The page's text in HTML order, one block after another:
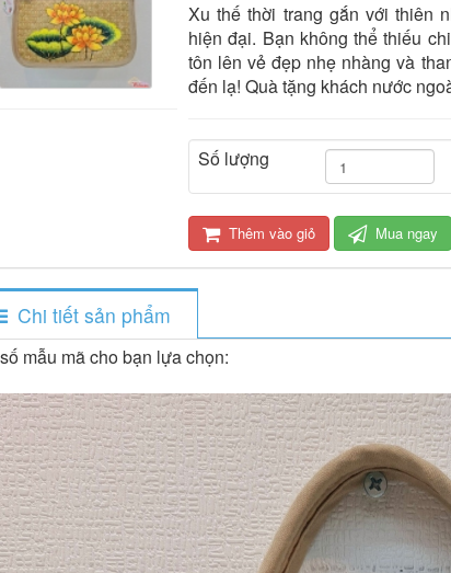
Xu thế thời trang gắn với thiên
hiện đại. Bạn không thể thiếu
tôn lên vẻ đẹp nhẹ nhàng và
đến lạ! Quà tặng khách nước
Số lượng
Thêm vào giỏ Mua ngay
Chi tiết sản phẩm
mẫu mã cho bạn lựa chọn: